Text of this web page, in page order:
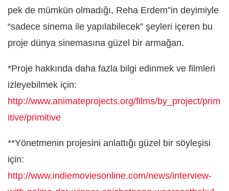
pek de mümkün olmadığı, Reha Erdem”in deyimiyle
“sadece sinema ile yapılabilecek” şeyleri içeren bu
proje dünya sinemasına güzel bir armağan.
*Proje hakkında daha fazla bilgi edinmek ve filmleri
izleyebilmek için:
http://www.animateprojects.org/films/by_project/prim
itive/primitive
**Yönetmenin projesini anlattığı güzel bir söyleşisi
için:
http://www.indiemoviesonline.com/news/interview-